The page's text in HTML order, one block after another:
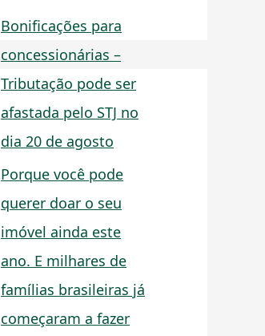
Bonificações para
concessionárias –
Tributação pode ser
afastada pelo STJ no
dia 20 de agosto
Porque você pode
querer doar o seu
imóvel ainda este
ano. E milhares de
famílias brasileiras já
começaram a fazer